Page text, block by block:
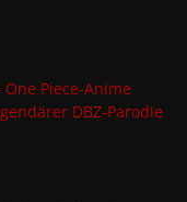
Piece-Anime
DBZ-Parodie